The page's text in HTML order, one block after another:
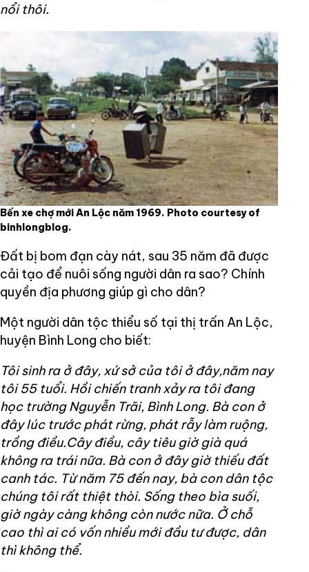
nổi thôi.
Bến xe chợ mới An Lộc năm 1969. Photo courtesy of
binhlongblog.
Đất bị bom đạn cày nát, sau 35 năm đã được
cải tạo để nuôi sống người dân ra sao? Chính
quyền địa phương giúp gì cho dân?
Một người dân tộc thiểu số tại thị trấn An Lộc,
huyện Bình Long cho biết:
Tôi sinh ra ở đây, xứ sở của tôi ở đây,năm nay
tôi 55 tuổi. Hồi chiến tranh xảy ra tôi đang
học trường Nguyễn Trãi, Bình Long. Bà con ở
đây lúc trước phát rừng, phát rẫy làm ruộng,
trồng điều.Cây điều, cây tiêu giờ già quá
không ra trái nữa. Bà con ở đây giờ thiếu đất
canh tác. Từ năm 75 đến nay, bà con dân tộc
chúng tôi rất thiệt thòi. Sống theo bìa suối,
giờ ngày càng không còn nước nữa. Ở chỗ
cao thì ai có vốn nhiều mới đầu tư được, dân
thì không thể.